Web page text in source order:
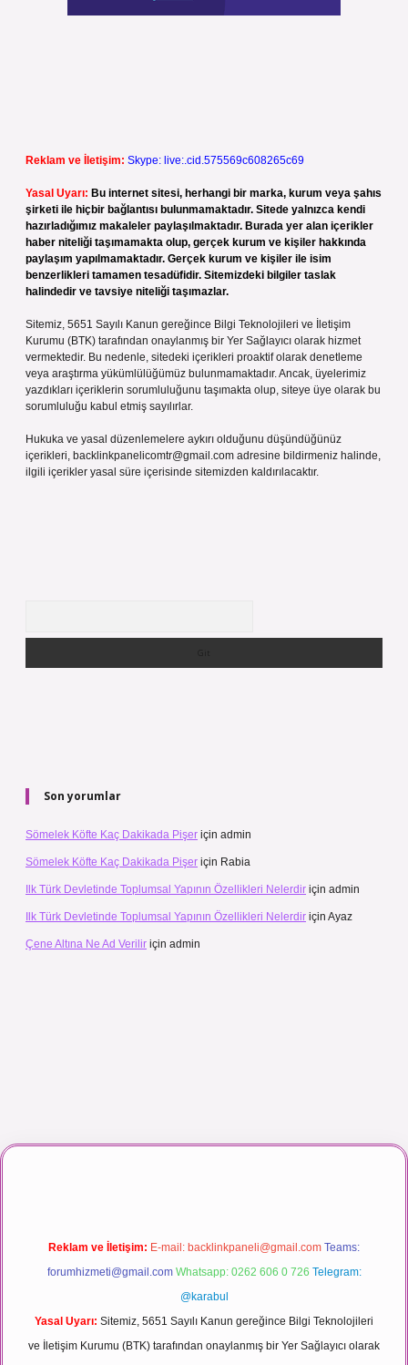
Reklam ve İletişim: Skype: live:.cid.575569c608265c69
Yasal Uyarı: Bu internet sitesi, herhangi bir marka, kurum veya şahıs
şirketi ile hiçbir bağlantısı bulunmamaktadır. Sitede yalnızca kendi
hazırladığımız makaleler paylaşılmaktadır. Burada yer alan içerikler
haber niteliği taşımamakta olup, gerçek kurum ve kişiler hakkında
paylaşım yapılmamaktadır. Gerçek kurum ve kişiler ile isim
benzerlikleri tamamen tesadüfidir. Sitemizdeki bilgiler taslak
halindedir ve tavsiye niteliği taşımazlar.
Sitemiz, 5651 Sayılı Kanun gereğince Bilgi Teknolojileri ve İletişim
Kurumu (BTK) tarafından onaylanmış bir Yer Sağlayıcı olarak hizmet
vermektedir. Bu nedenle, sitedeki içerikleri proaktif olarak denetleme
veya araştırma yükümlülüğümüz bulunmamaktadır. Ancak, üyelerimiz
yazdıkları içeriklerin sorumluluğunu taşımakta olup, siteye üye olarak bu
sorumluluğu kabul etmiş sayılırlar.
Hukuka ve yasal düzenlemelere aykırı olduğunu düşündüğünüz
içerikleri, backlinkpanelicomtr@gmail.com adresine bildirmeniz halinde,
ilgili içerikler yasal süre içerisinde sitemizden kaldırılacaktır.
Son yorumlar
Sömelek Köfte Kaç Dakikada Pişer için admin
Sömelek Köfte Kaç Dakikada Pişer için Rabia
Ilk Türk Devletinde Toplumsal Yapının Özellikleri Nelerdir için admin
Ilk Türk Devletinde Toplumsal Yapının Özellikleri Nelerdir için Ayaz
Çene Altına Ne Ad Verilir için admin
maç izle
Reklam ve İletişim: E-mail: backlinkpaneli@gmail.com Teams:
forumhizmeti@gmail.com Whatsapp: 0262 606 0 726 Telegram:
@karabul
Yasal Uyarı: Sitemiz, 5651 Sayılı Kanun gereğince Bilgi Teknolojileri
ve İletişim Kurumu (BTK) tarafından onaylanmış bir Yer Sağlayıcı olarak